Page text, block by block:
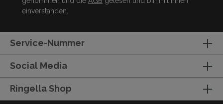
einverstanden.
Service-Nummer
Social Media
Ringella Shop